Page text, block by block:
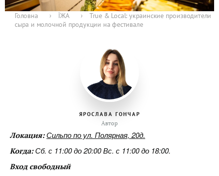
Головна › ЇЖА ›
True & Local: украинские производители
сыра и молочной продукции на фестивале
ЯРОСЛАВА ГОНЧАР
Автор
Локация:Сильпо по ул. Полярная, 20д.
Когда:Сб. с 11:00 до 20:00 Вс. с 11:00 до 18:00.
Вход свободный